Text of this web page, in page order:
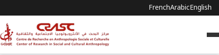
FrenchArabicEnglish